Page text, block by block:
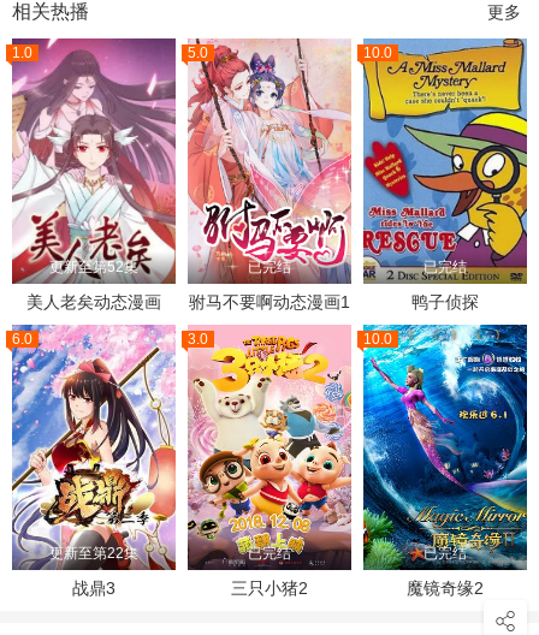
相关热播 更多
1.0
更新至第52集
美人老矣动态漫画
5.0
已完结
驸马不要啊动态漫画1
10.0
已完结
鸭子侦探
6.0
更新至第22集
战鼎3
3.0
已完结
三只小猪2
10.0
已完结
魔镜奇缘2